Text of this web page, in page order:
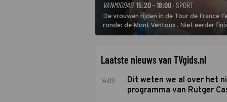
VANMIDDAG 15:20 - 18:00 · SPORT
De vrouwen rijden in de Tour de France
ronde: de Mont Ventoux. Niet eerder
uit de buitencategorie. De aanloop
Laatste nieuws van TVgids.nl
14:09
Dit weten we al over het
programma van Rutger